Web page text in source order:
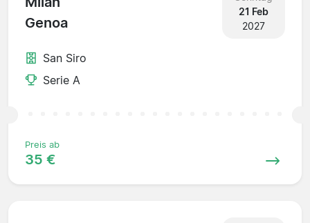
Genoa
21 Feb
2027
San Siro
Serie A
Preis ab
35 €